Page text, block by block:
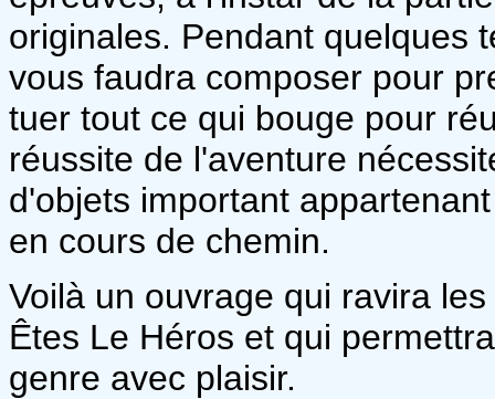
originales. Pendant quelques
vous faudra composer pour
tuer tout ce qui bouge pour
réussite de l'aventure
d'objets important
en cours de chemin.
Voilà un ouvrage qui ravira
Êtes Le Héros et qui
genre avec plaisir.